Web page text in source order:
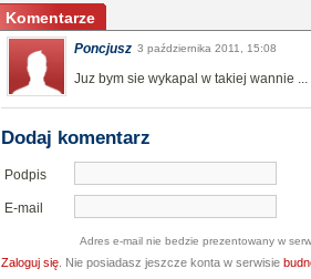
Komentarze
Poncjusz 3 października 2011, 15:08
Juz bym sie wykapal w takiej wannie
Dodaj komentarz
Podpis
E-mail
Adres e-mail nie bedzie prezentowany w
Zaloguj się . Nie posiadasz jeszcze konta w serwisie